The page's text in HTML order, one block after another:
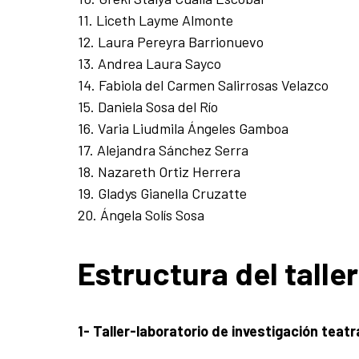
11. Liceth Layme Almonte
12. Laura Pereyra Barrionuevo
13. Andrea Laura Sayco
14. Fabiola del Carmen Salirrosas Velazco
15. Daniela Sosa del Río
16. Varia Liudmila Ángeles Gamboa
17. Alejandra Sánchez Serra
18. Nazareth Ortiz Herrera
19. Gladys Gianella Cruzatte
20. Ángela Solís Sosa
Estructura del taller
1- Taller-laboratorio de investigación